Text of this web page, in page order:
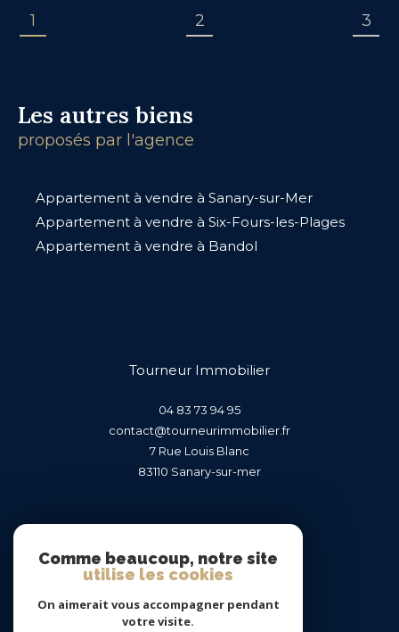
1 2 3
Les autres biens
proposés par l'agence
Appartement à vendre à Sanary-sur-Mer
Appartement à vendre à Six-Fours-les-Plages
Appartement à vendre à Bandol
Tourneur Immobilier
04 83 73 94 95
contact@tourneurimmobilier.fr
7 Rue Louis Blanc
83110
sanary-sur-mer
Comme beaucoup, notre site
utilise les cookies
On aimerait vous accompagner pendant
votre visite.